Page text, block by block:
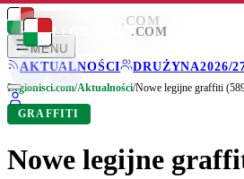
LEGIONISCI .COM
MENU
AKTUALNOŚCI
DRUŻYNA2026/
LEGIONISCI .COM
Legionisci.com/Aktualności/Nowe legijne graffiti
GRAFFITI
Nowe legijne